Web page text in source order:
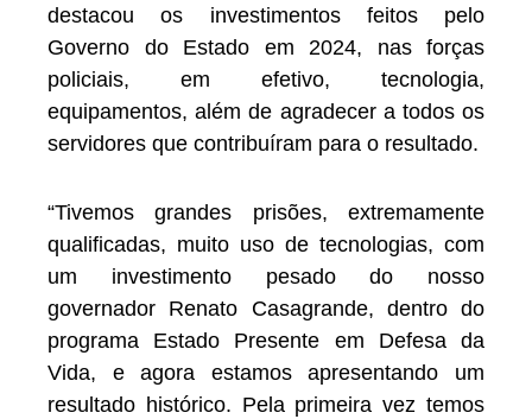
destacou os investimentos feitos pelo
Governo do Estado em 2024, nas forças
policiais, em efetivo, tecnologia,
equipamentos, além de agradecer a todos os
servidores que contribuíram para o resultado.
“Tivemos grandes prisões, extremamente
qualificadas, muito uso de tecnologias, com
um investimento pesado do nosso
governador Renato Casagrande, dentro do
programa Estado Presente em Defesa da
Vida, e agora estamos apresentando um
resultado histórico. Pela primeira vez temos